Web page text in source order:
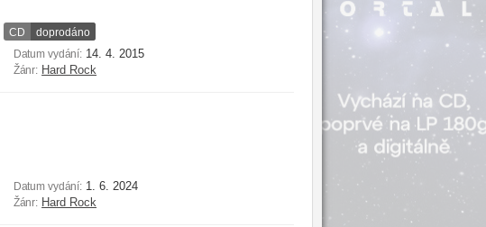
CD
doprodáno
Datum vydání: 14. 4. 2015
Žánr: Hard Rock
Datum vydání: 1. 6. 2024
Žánr: Hard Rock